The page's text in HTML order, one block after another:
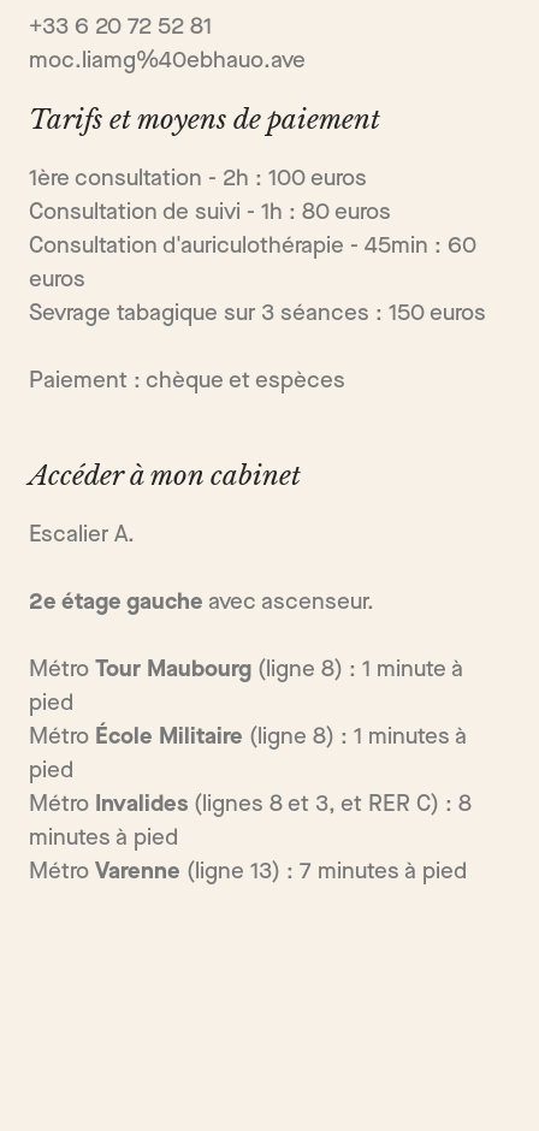
+33 6 20 72 52 81
moc.liamg%40ebhauo.ave
Tarifs et moyens de paiement
1ère consultation - 2h : 100 euros
Consultation de suivi - 1h : 80 euros
Consultation d'auriculothérapie - 45min : 60
euros
Sevrage tabagique sur 3 séances : 150 euros
Paiement : chèque et espèces
Accéder à mon cabinet
Escalier A.
2e étage gauche avec ascenseur.
Métro Tour Maubourg (ligne 8) : 1 minute à
pied
Métro École Militaire (ligne 8) : 1 minutes à
pied
Métro Invalides (lignes 8 et 3, et RER C) : 8
minutes à pied
Métro Varenne (ligne 13) : 7 minutes à pied